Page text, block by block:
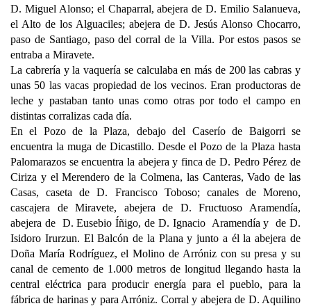
D. Miguel Alonso; el Chaparral, abejera de D. Emilio Salanueva,
el Alto de los Alguaciles; abejera de D. Jesús Alonso Chocarro,
paso de Santiago, paso del corral de la Villa. Por estos pasos se
entraba a Miravete.
La cabrería y la vaquería se calculaba en más de 200 las cabras y
unas 50 las vacas propiedad de los vecinos. Eran productoras de
leche y pastaban tanto unas como otras por todo el campo en
distintas corralizas cada día.
En el Pozo de la Plaza, debajo del Caserío de Baigorri se
encuentra la muga de Dicastillo. Desde el Pozo de la Plaza hasta
Palomarazos se encuentra la abejera y finca de D. Pedro Pérez de
Ciriza y el Merendero de la Colmena, las Canteras, Vado de las
Casas, caseta de D. Francisco Toboso; canales de Moreno,
cascajera de Miravete, abejera de D. Fructuoso Aramendía,
abejera de D. Eusebio Íñigo, de D. Ignacio Aramendía y de D.
Isidoro Irurzun. El Balcón de la Plana y junto a él la abejera de
Doña María Rodríguez, el Molino de Arróniz con su presa y su
canal de cemento de 1.000 metros de longitud llegando hasta la
central eléctrica para producir energía para el pueblo, para la
fábrica de harinas y para Arróniz. Corral y abejera de D. Aquilino